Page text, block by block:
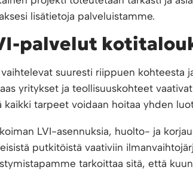
lisätietoja palveluistamme.
palvelut
suuresti riippuen kohteesta
yritykset ja teollisuuskohteet
kaikki tarpeet voidaan hoitaa yhden
LVI-asennuksia, huolto- ja
putkitöistä vaativiin
tarkoittaa sitä, että